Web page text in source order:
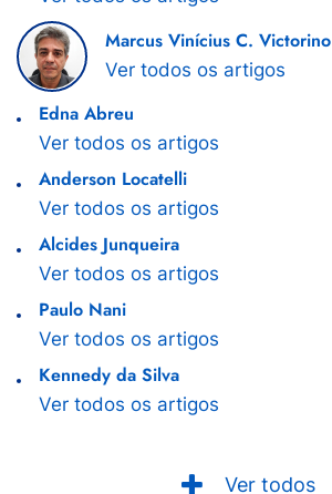
Marcus Vinícius C. Victorino
Ver todos os artigos
Edna Abreu
Ver todos os artigos
Anderson Locatelli
Ver todos os artigos
Alcides Junqueira
Ver todos os artigos
Paulo Nani
Ver todos os artigos
Kennedy da Silva
Ver todos os artigos
Ver todos